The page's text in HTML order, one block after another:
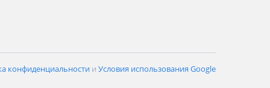
конфиденциальности и Условия использования Google